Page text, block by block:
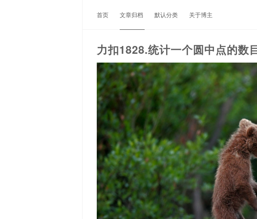
首页 文章归档 默认分类 关于博主
力扣1828.统计一个圆中点的数